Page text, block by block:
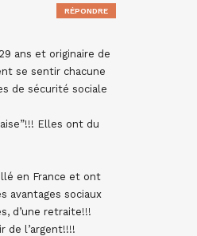
ans et originaire de
se sentir chacune
de sécurité sociale
Elles ont du
en France et ont
avantages sociaux
d’une retraite!!!
de l’argent!!!!
RÉPONDRE